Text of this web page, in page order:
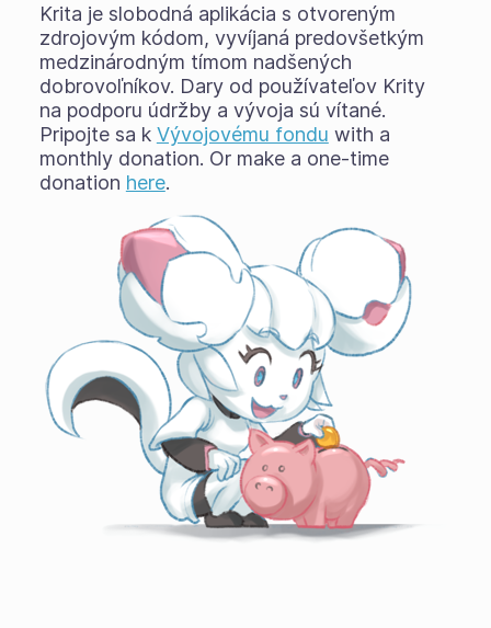
Krita je slobodná aplikácia s otvoreným
zdrojovým kódom, vyvíjaná predovšetkým
medzinárodným tímom nadšených
dobrovoľníkov. Dary od používateľov Krity
na podporu údržby a vývoja sú vítané.
Pripojte sa k Vývojovému fondu with a
monthly donation. Or make a one-time
donation here.